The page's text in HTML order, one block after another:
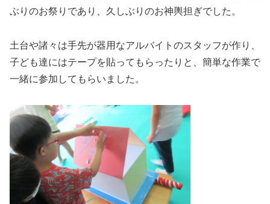
ぶりのお祭りであり、久しぶりのお神輿担ぎでした。
土台や諸々は手先が器用なアルバイトのスタッフが作り、
子ども達にはテープを貼ってもらったりと、簡単な作業で
一緒に参加してもらいました。